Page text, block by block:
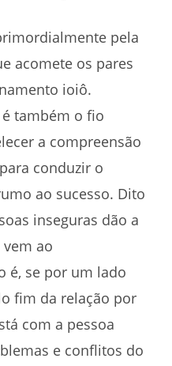
pela
acomete os pares
ioiô.
também o fio
a compreensão
conduzir o
ao sucesso. Dito
inseguras dão a
ao
é, se por um lado
fim da relação por
com a pessoa
e conflitos do